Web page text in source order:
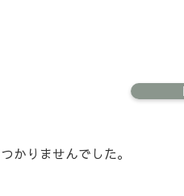
かりませんでした。